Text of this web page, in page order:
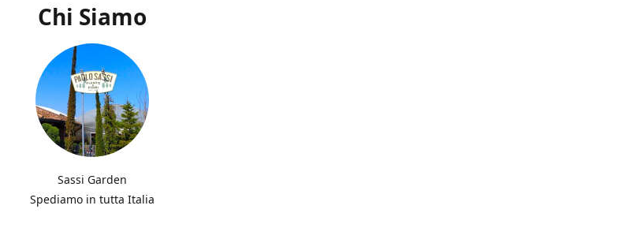
Chi Siamo
Sassi Garden
Spediamo in tutta Italia